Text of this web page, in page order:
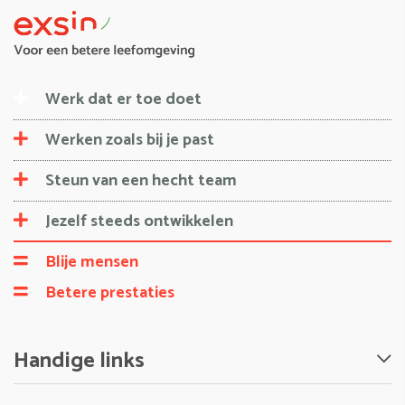
Werk dat er toe doet
Werken zoals bij je past
Steun van een hecht team
Jezelf steeds ontwikkelen
Blije mensen
Betere prestaties
Handige links